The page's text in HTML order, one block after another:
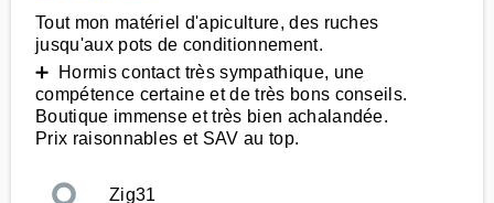
Tout mon matériel d'apiculture, des ruches
jusqu'aux pots de conditionnement.
➕ Hormis contact très sympathique, une
compétence certaine et de très bons conseils.
Boutique immense et très bien achalandée.
Prix raisonnables et SAV au top.
Zig31